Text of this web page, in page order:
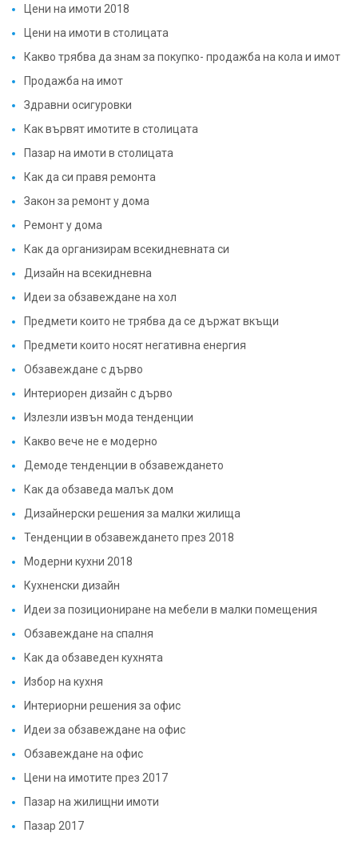
Цени на имоти 2018
Цени на имоти в столицата
Какво трябва да знам за покупко- продажба на кола и имот
Продажба на имот
Здравни осигуровки
Как вървят имотите в столицата
Пазар на имоти в столицата
Как да си правя ремонта
Закон за ремонт у дома
Ремонт у дома
Как да организирам всекидневната си
Дизайн на всекидневна
Идеи за обзавеждане на хол
Предмети които не трябва да се държат вкъщи
Предмети които носят негативна енергия
Обзавеждане с дърво
Интериорен дизайн с дърво
Излезли извън мода тенденции
Какво вече не е модерно
Демоде тенденции в обзавеждането
Как да обзаведа малък дом
Дизайнерски решения за малки жилища
Тенденции в обзавеждането през 2018
Модерни кухни 2018
Кухненски дизайн
Идеи за позициониране на мебели в малки помещения
Обзавеждане на спалня
Как да обзаведен кухнята
Избор на кухня
Интериорни решения за офис
Идеи за обзавеждане на офис
Обзавеждане на офис
Цени на имотите през 2017
Пазар на жилищни имоти
Пазар 2017